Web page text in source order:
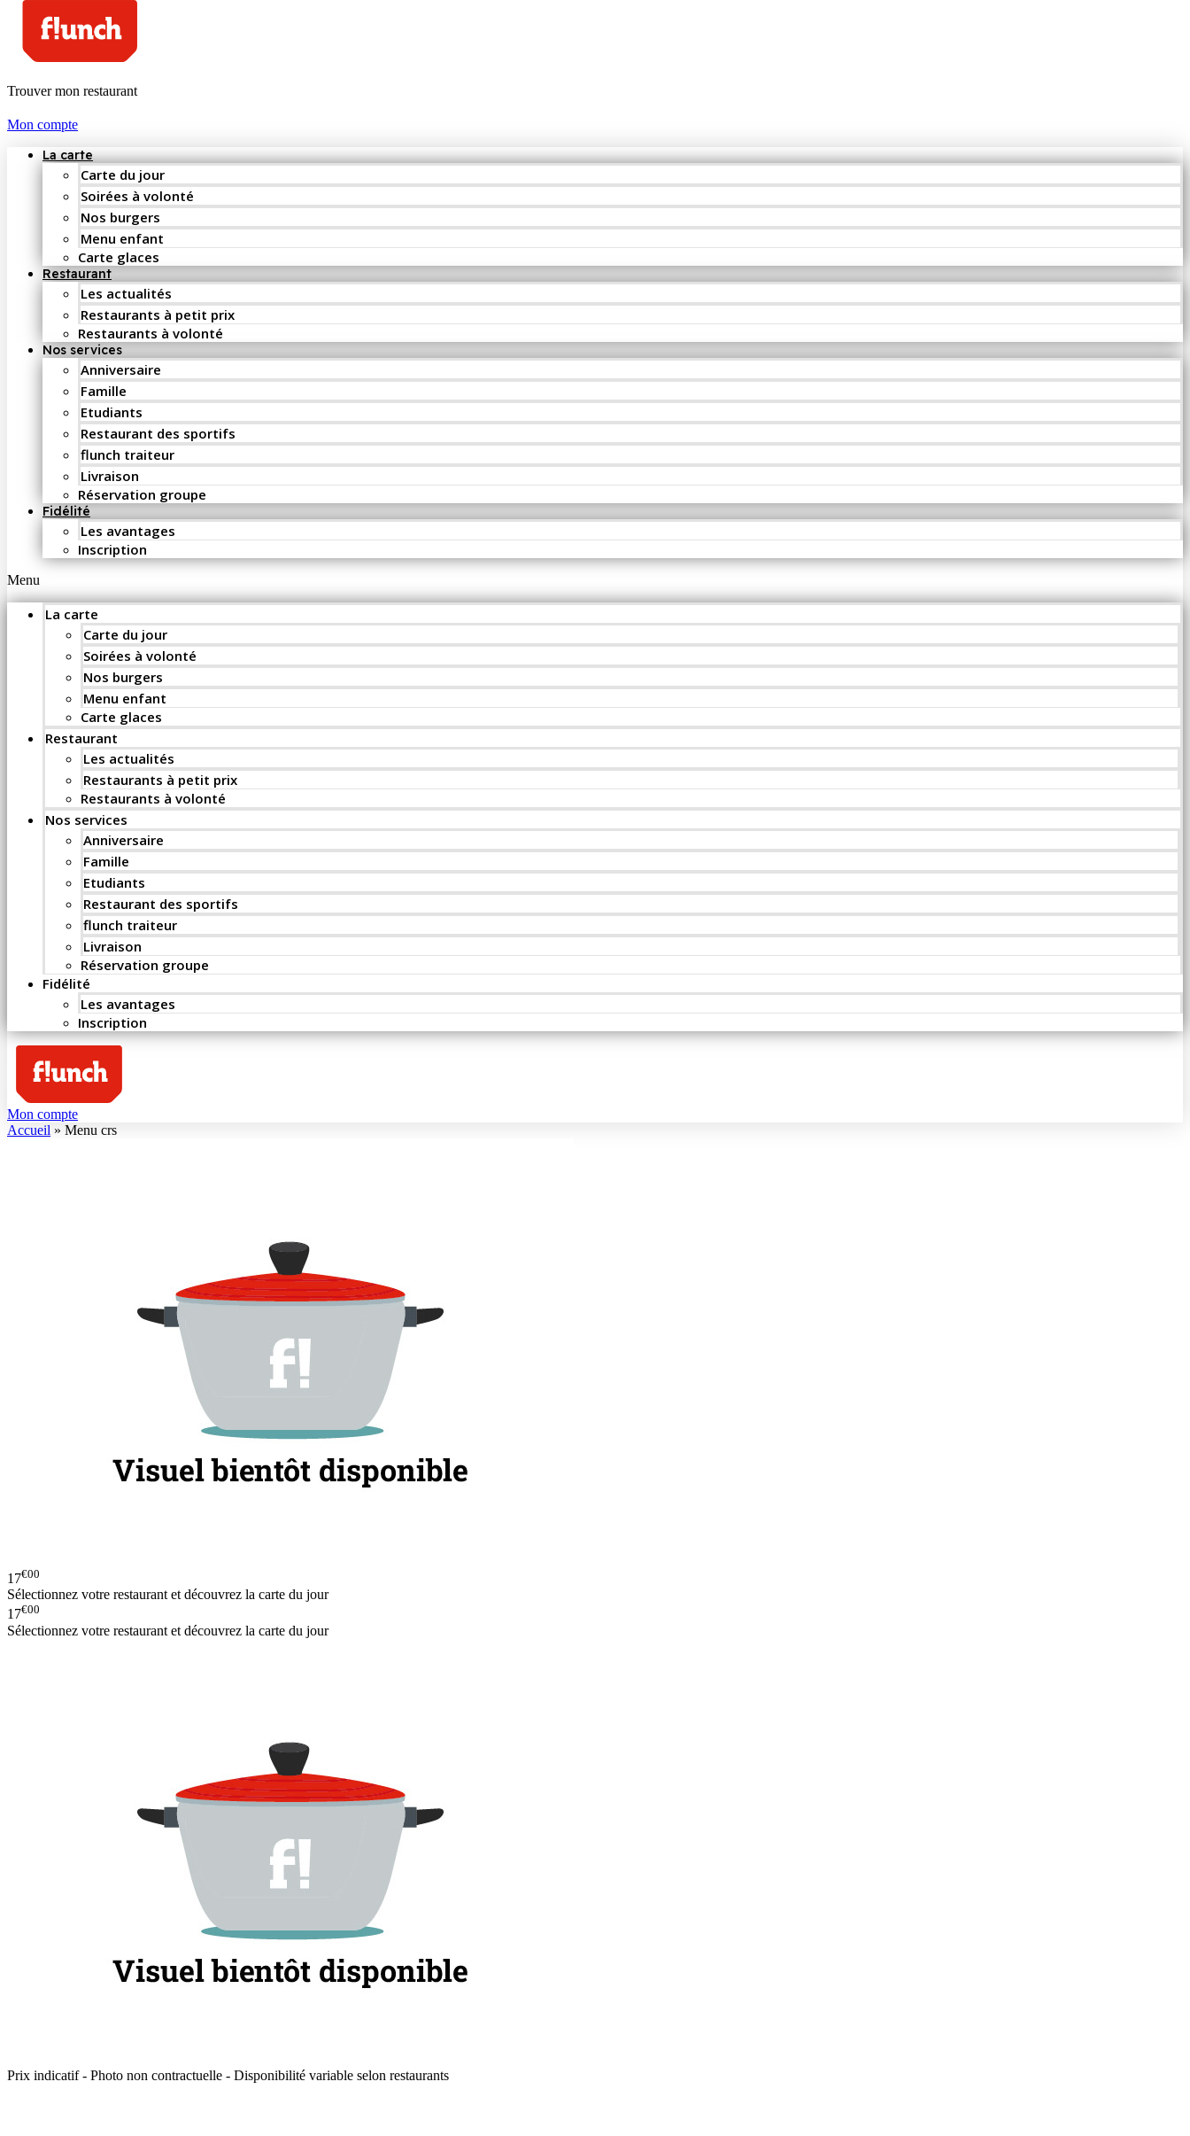
Trouver mon restaurant
Mon compte
La carte
Carte du jour
Soirées à volonté
Nos burgers
Menu enfant
Carte glaces
Restaurant
Les actualités
Restaurants à petit prix
Restaurants à volonté
Nos services
Anniversaire
Famille
Etudiants
Restaurant des sportifs
flunch traiteur
Livraison
Réservation groupe
Fidélité
Les avantages
Inscription
Menu
La carte
Carte du jour
Soirées à volonté
Nos burgers
Menu enfant
Carte glaces
Restaurant
Les actualités
Restaurants à petit prix
Restaurants à volonté
Nos services
Anniversaire
Famille
Etudiants
Restaurant des sportifs
flunch traiteur
Livraison
Réservation groupe
Fidélité
Les avantages
Inscription
Mon compte
Accueil » Menu crs
17€00
Sélectionnez votre restaurant et découvrez la carte du jour
17€00
Sélectionnez votre restaurant et découvrez la carte du jour
Prix indicatif - Photo non contractuelle - Disponibilité variable selon restaurants